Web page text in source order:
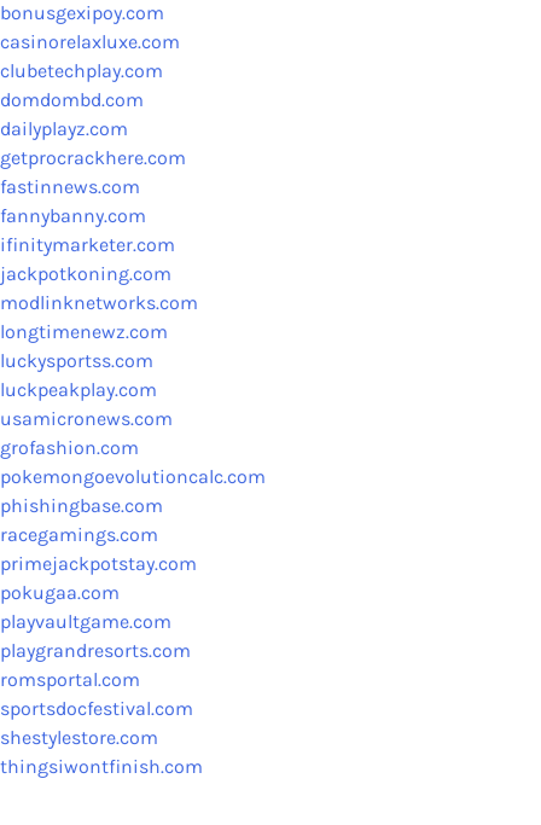
bonusgexipoy.com
casinorelaxluxe.com
clubetechplay.com
domdombd.com
dailyplayz.com
getprocrackhere.com
fastinnews.com
fannybanny.com
ifinitymarketer.com
jackpotkoning.com
modlinknetworks.com
longtimenewz.com
luckysportss.com
luckpeakplay.com
usamicronews.com
grofashion.com
pokemongoevolutioncalc.com
phishingbase.com
racegamings.com
primejackpotstay.com
pokugaa.com
playvaultgame.com
playgrandresorts.com
romsportal.com
sportsdocfestival.com
shestylestore.com
thingsiwontfinish.com